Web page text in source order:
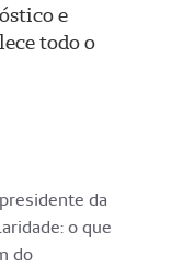
e
todo o
da
o que
do